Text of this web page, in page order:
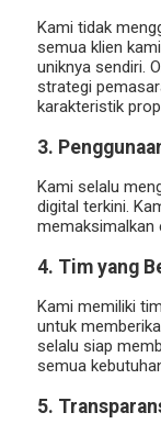
Kami tidak
semua klien
uniknya sendiri.
strategi
karakteristik
3.
Kami selalu
digital terkini.
memaksimalkan
4. Tim yang
Kami memiliki
untuk
selalu siap
semua
5.